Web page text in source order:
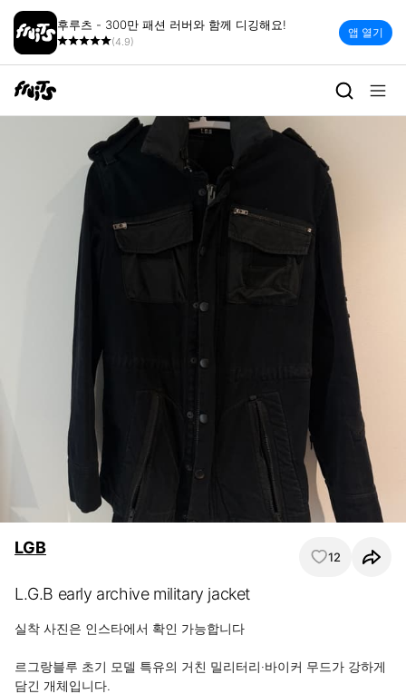
후루츠 - 300만 패션 러버와 함께 디깅해요!
(4.9)
앱 열기
LGB 12
L.G.B early archive military jacket
실착 사진은 인스타에서 확인 가능합니다
르그랑블루 초기 모델 특유의 거친 밀리터리·바이커 무드가 강하게
담긴 개체입니다.